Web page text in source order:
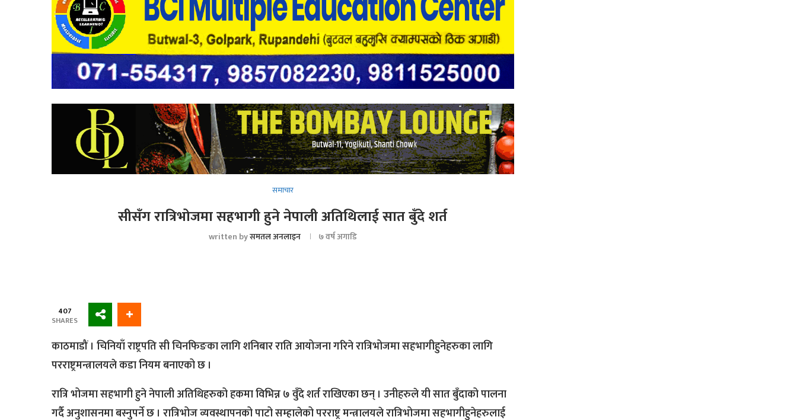
समाचार
सीसँग रात्रिभोजमा सहभागी हुने नेपाली अतिथिलाई सात बुँदे शर्त
written byसमतल अनलाइन ७ वर्ष अगाडि
407
SHARES
काठमाडौं । चिनियाँ राष्ट्रपति सी चिनफिङका लागि शनिबार राति आयोजना गरिने रात्रिभोजमा सहभागीहुनेहरुका लागि
परराष्ट्रमन्त्रालयले कडा नियम बनाएको छ ।
रात्रि भोजमा सहभागी हुने नेपाली अतिथिहरुको हकमा विभिन्न ७ वुँदे शर्त राखिएका छन् । उनीहरुले यी सात बुँदाको पालना
गर्दै अनुशासनमा बस्नुपर्ने छ । रात्रिभोज व्यवस्थापनको पाटो सम्हालेको परराष्ट्र मन्त्रालयले रात्रिभोजमा सहभागीहुनेहरुलाई